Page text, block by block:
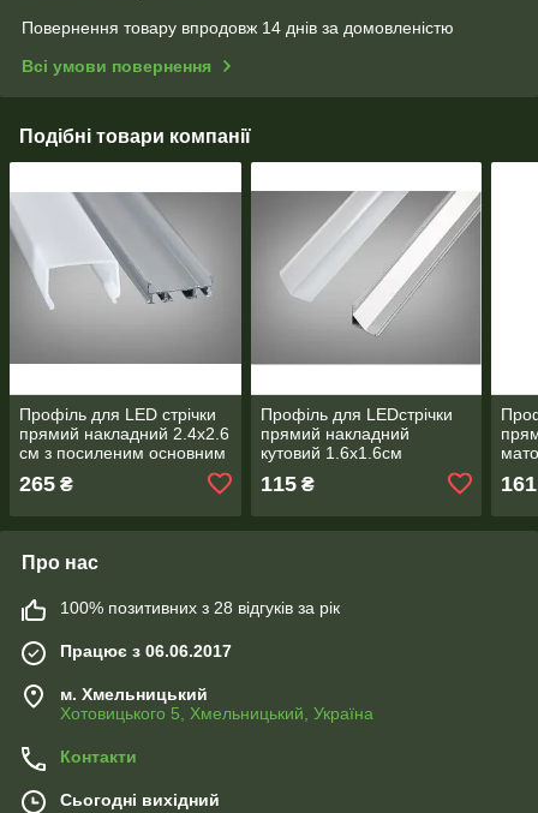
Повернення товару впродовж 14 днів за домовленістю
Всі умови повернення
Подібні товари компанії
Профіль для LED стрічки
прямий накладний 2.4х2.6
см з посиленим основним
каналом 2м
265 ₴
Профіль для LEDстрічки
прямий накладний
кутовий 1.6х1.6см
115₴ 161
Про нас
100% позитивних з 28 відгуків за рік
Працює з 06.06.2017
м. Хмельницький
Хотовицького 5, Хмельницький, Україна
Контакти
Сьогодні вихідний